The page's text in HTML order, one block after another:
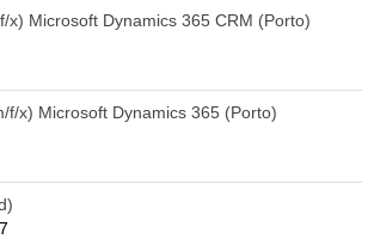
x) Microsoft Dynamics 365 CRM (Porto)
f/x) Microsoft Dynamics 365 (Porto)